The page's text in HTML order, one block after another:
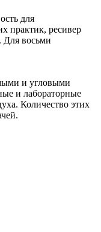
для
практик, ресивер
Для восьми
и угловыми
и лабораторные
Количество этих